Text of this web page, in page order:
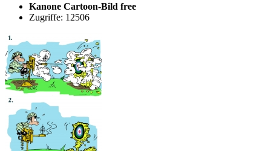
Kanone Cartoon-Bild free
Zugriffe: 12506